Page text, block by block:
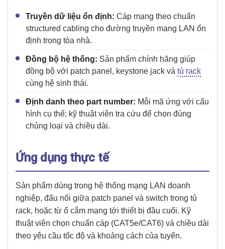
Truyền dữ liệu ổn định: Cáp mạng theo chuẩn
structured cabling cho đường truyền mạng LAN ổn
định trong tòa nhà.
Đồng bộ hệ thống: Sản phẩm chính hãng giúp
đồng bộ với patch panel, keystone jack và tủ rack
cùng hệ sinh thái.
Định danh theo part number: Mỗi mã ứng với cấu
hình cụ thể; kỹ thuật viên tra cứu để chọn đúng
chủng loại và chiều dài.
Ứng dụng thực tế
Sản phẩm dùng trong hệ thống mạng LAN doanh
nghiệp, đấu nối giữa patch panel và switch trong tủ
rack, hoặc từ ổ cắm mạng tới thiết bị đầu cuối. Kỹ
thuật viên chọn chuẩn cáp (CAT5e/CAT6) và chiều dài
theo yêu cầu tốc độ và khoảng cách của tuyến.